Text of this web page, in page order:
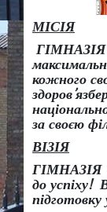
МІСІЯ
ГІМНАЗІЯ
кожного
здоров’
за своєю
ВІЗІЯ
ГІМНАЗІЯ
до успіху!